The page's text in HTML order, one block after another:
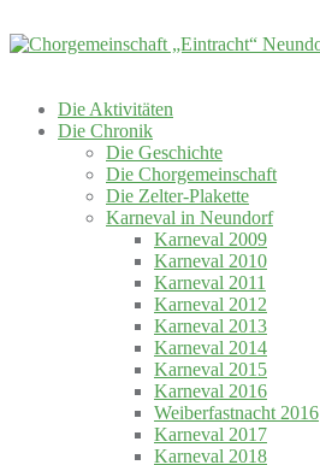
to
Die Aktivitäten
Die Chronik
Die Geschichte
Die Chorgemeinschaft
Die Zelter-Plakette
Karneval in Neundorf
Karneval 2009
Karneval 2010
Karneval 2011
Karneval 2012
Karneval 2013
Karneval 2014
Karneval 2015
Karneval 2016
Weiberfastnacht 2016
Karneval 2017
Karneval 2018